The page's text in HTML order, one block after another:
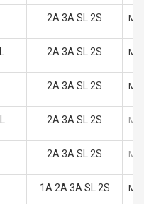
2A 3A SL 2S M
2A 3A SL 2S M
2A 3A SL 2S M
2A 3A SL 2S M
2A 3A SL 2S M
1A 2A 3A SL 2S M